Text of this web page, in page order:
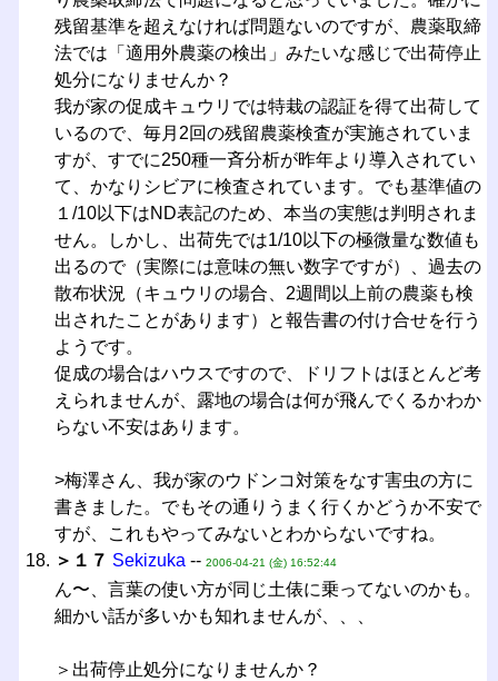
残留基準を超えなければ問題ないのですが、農薬取締
法では「適用外農薬の検出」みたいな感じで出荷停止
処分になりませんか？
我が家の促成キュウリでは特栽の認証を得て出荷して
いるので、毎月2回の残留農薬検査が実施されていま
すが、すでに250種一斉分析が昨年より導入されてい
て、かなりシビアに検査されています。でも基準値の
１/10以下はND表記のため、本当の実態は判明されま
せん。しかし、出荷先では1/10以下の極微量な数値も
出るので（実際には意味の無い数字ですが）、過去の
散布状況（キュウリの場合、2週間以上前の農薬も検
出されたことがあります）と報告書の付け合せを行う
ようです。
促成の場合はハウスですので、ドリフトはほとんど考
えられませんが、露地の場合は何が飛んでくるかわか
らない不安はあります。
>梅澤さん、我が家のウドンコ対策をなす害虫の方に
書きました。でもその通りうまく行くかどうか不安で
すが、これもやってみないとわからないですね。
＞１７ Sekizuka -- 2006-04-21 (金) 16:52:44
ん〜、言葉の使い方が同じ土俵に乗ってないのかも。
細かい話が多いかも知れませんが、、、
＞出荷停止処分になりませんか？